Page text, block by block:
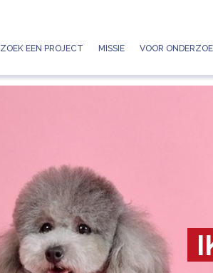
ZOEK EEN PROJECT MISSIE VOOR